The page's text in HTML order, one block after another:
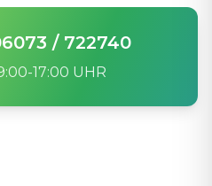
/ 722740
17:00 UHR